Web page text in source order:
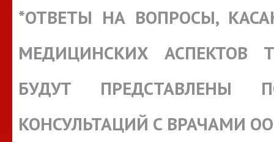
*ОТВЕТЫ НА ВОПРОСЫ,
МЕДИЦИНСКИХ АСПЕКТОВ
БУДУТ ПРЕДСТАВЛЕНЫ
КОНСУЛЬТАЦИЙ С ВРАЧАМИ